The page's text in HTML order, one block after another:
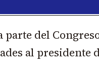
parte del
al presidente